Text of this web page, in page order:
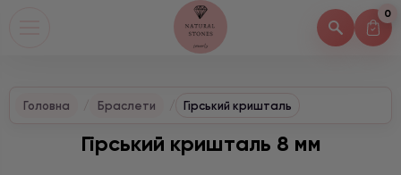
0
Головна Браслети Гірський кришталь
Гірський кришталь 8 мм